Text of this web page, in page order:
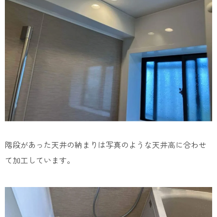
階段があった天井の納まりは写真のような天井高に合わせ
て加工しています。